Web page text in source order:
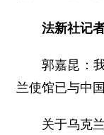
法新社记
郭嘉昆：
兰使馆已与中
关于乌克